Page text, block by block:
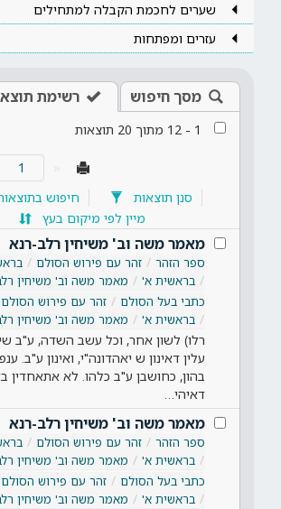
שערים לחכמת הקבלה למתחילים
עזרים ומפתחות
מסך חיפוש רשימת
1
-
12 מתוך 20 תוצאות
סנן תוצאות
חיפוש
מיין לפי מיקום בעץ
מאמר משה וב' משיחין רלב-רנא
ספר הזהר זהר עם פירוש הסולם
בראשית א'
מאמר משה וב' משיחין
כתבי בעל הסולם
זהר עם פירוש הסולם
בראשית א'
מאמר משה וב' משיחין
רלו) לשון אחר, וכל עשב השדה, ע"ב
עלין דאינון ש יאהדונה"י, ואינון ע"ב.
בהון, כחושבן ע"ב כלהו. לא אתאחדין
דאיהי…
מאמר משה וב' משיחין רלב-רנא
ספר הזהר זהר עם פירוש הסולם
בראשית א'
מאמר משה וב' משיחין
כתבי בעל הסולם
זהר עם פירוש הסולם
בראשית א'
מאמר משה וב' משיחין